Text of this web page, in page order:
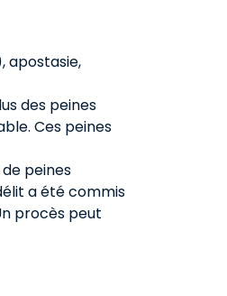
apostasie,
des peines
Ces peines
peines
a été commis
procès peut